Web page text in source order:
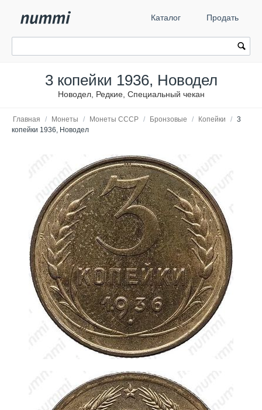
Каталог Продать
3 копейки 1936, Новодел
Новодел, Редкие, Специальный чекан
Главная / Монеты / Монеты СССР / Бронзовые / Копейки / 3
копейки 1936, Новодел